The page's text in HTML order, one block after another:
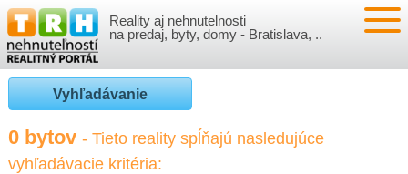
Reality aj nehnutelnosti
na predaj, byty, domy - Bratislava, ..
NEHNUTEĽNOSTI
BYTY
NOVOSTAVBY
VLOŽIŤ NEHNUTEĽNOSTI
PRIHLÁSENIE
VÝVOJ CIEN REALÍT
Vyhľadávanie
0 bytov - Tieto reality spĺňajú nasledujúce
vyhľadávacie kritéria: